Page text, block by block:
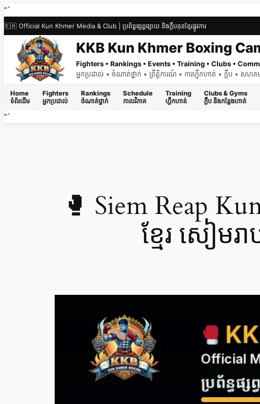
Skip
to
content
“`
🇰🇭 Official Kun Khmer Media & Club | ប្រព័ន្ធផ្សព្វផ្សាយ និងក្លឹបគុនខ្មែរផ្លូវការ
KKB Kun Khmer Boxing
Fighters • Rankings • Events • Training • Clubs •
អ្នកប្រដាល់ • ចំណាត់ថ្នាក់ • ព្រឹត្តិការណ៍ • ការហ្វឹកហាត់ • ក្លឹប • សហគ
Home
ទំព័រដើម
Fighters
អ្នកប្រដាល់
Rankings
ចំណាត់ថ្នាក់
Schedule
កាលវិភាគ
Training
ហ្វឹកហាត់
Clubs & Gyms
ក្លឹប និងកន្លែងហាត់
“`
🥊 Siem Reap
ខ្មែរ សៀម